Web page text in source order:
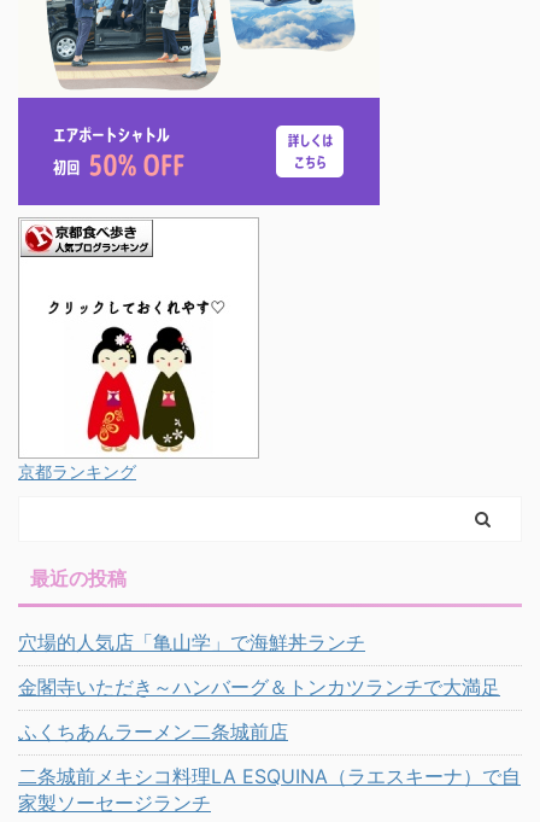
京都ランキング
最近の投稿
穴場的人気店「亀山学」で海鮮丼ランチ
金閣寺いただき～ハンバーグ＆トンカツランチで大満足
ふくちあんラーメン二条城前店
二条城前メキシコ料理LA ESQUINA（ラエスキーナ）で自
家製ソーセージランチ